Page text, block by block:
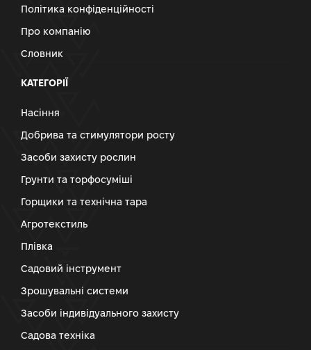
Політика конфіденційності
Про компанію
Словник
КАТЕГОРІЇ
Насіння
Добрива та стимулятори росту
Засоби захисту рослин
Грунти та торфосуміші
Горщики та технічна тара
Агротекстиль
Плівка
Садовий інструмент
Зрошувальні системи
Засоби індивідуального захисту
Садова техніка